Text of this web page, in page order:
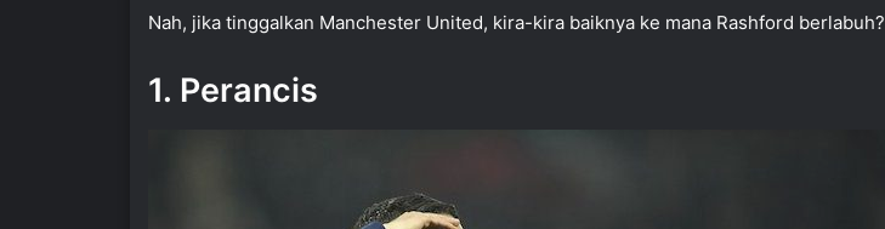
Nah, jika tinggalkan Manchester United, kira-kira baiknya ke mana Rashford berlabuh?
1. Perancis